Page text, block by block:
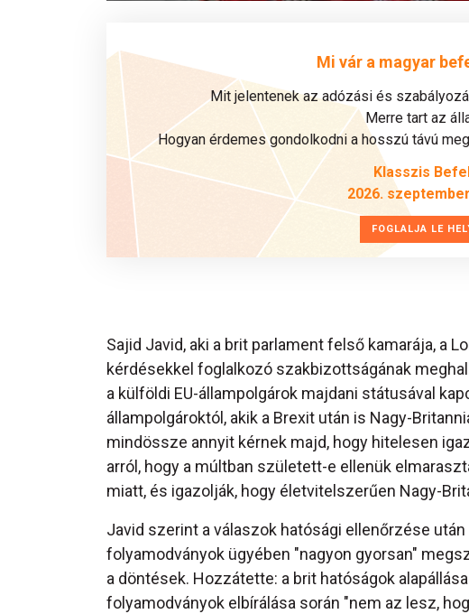
Mi vár a magyar
Mit jelentenek az adózási és
Merre tart az
Hogyan érdemes gondolkodni a hosszú távú
Klasszis
2026.
FOGLALJA LE
Sajid Javid, aki a brit parlament felső kamarája, a
kérdésekkel foglalkozó szakbizottságának
a külföldi EU-állampolgárok majdani státusával
állampolgároktól, akik a Brexit után is Nagy-
mindössze annyit kérnek majd, hogy hitelesen
arról, hogy a múltban született-e ellenük
miatt, és igazolják, hogy életvitelszerűen Nagy-
Javid szerint a válaszok hatósági ellenőrzése után
folyamodványok ügyében "nagyon gyorsan"
a döntések. Hozzátette: a brit hatóságok
folyamodványok elbírálása során "nem az lesz,